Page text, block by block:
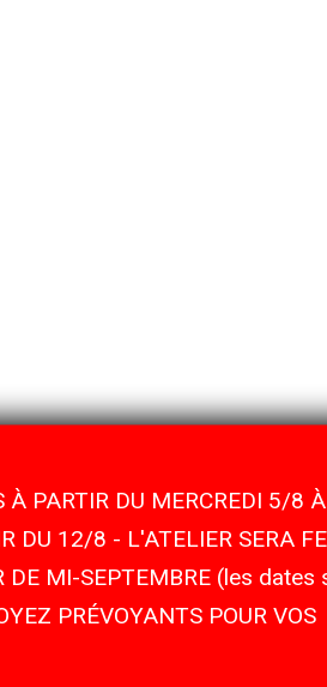
À PARTIR DU MERCREDI 5/8
DU 12/8 - L'ATELIER SERA
DE MI-SEPTEMBRE (les dates
PRÉVOYANTS POUR VOS